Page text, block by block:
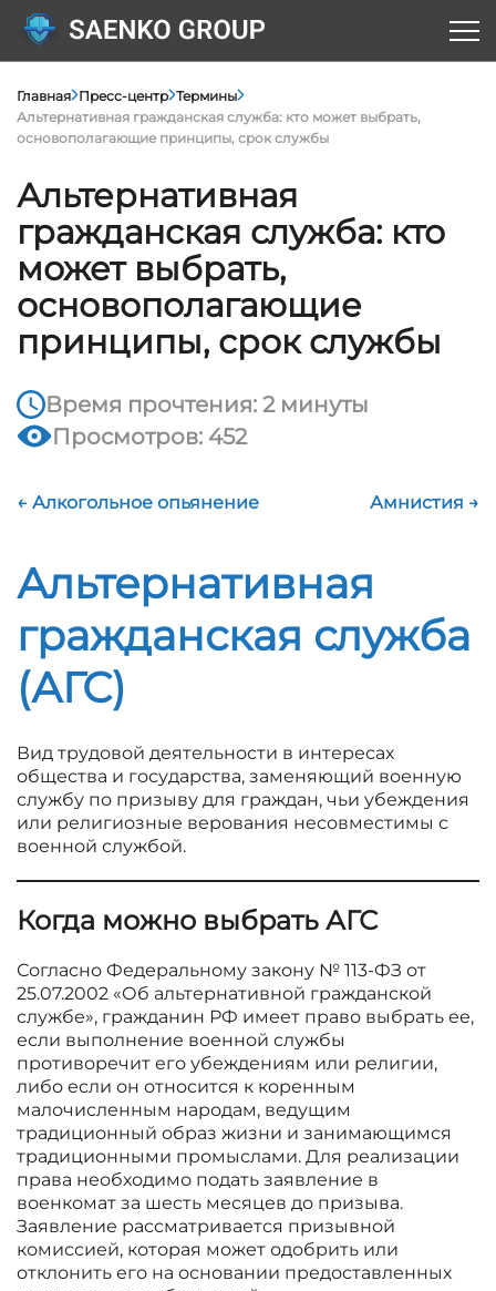
Главная Пресс-центр Термины
Альтернативная гражданская служба: кто может выбрать,
основополагающие принципы, срок службы
Альтернативная
гражданская служба: кто
может выбрать,
основополагающие
принципы, срок службы
Время прочтения: 2 минуты
Просмотров: 452
← Алкогольное опьянение Амнистия →
Альтернативная
гражданская служба
(АГС)
Вид трудовой деятельности в интересах
общества и государства, заменяющий военную
службу по призыву для граждан, чьи убеждения
или религиозные верования несовместимы с
военной службой.
Когда можно выбрать АГС
Согласно Федеральному закону № 113-ФЗ от
25.07.2002 «Об альтернативной гражданской
службе», гражданин РФ имеет право выбрать ее,
если выполнение военной службы
противоречит его убеждениям или религии,
либо если он относится к коренным
малочисленным народам, ведущим
традиционный образ жизни и занимающимся
традиционными промыслами. Для реализации
права необходимо подать заявление в
военкомат за шесть месяцев до призыва.
Заявление рассматривается призывной
комиссией, которая может одобрить или
отклонить его на основании предоставленных